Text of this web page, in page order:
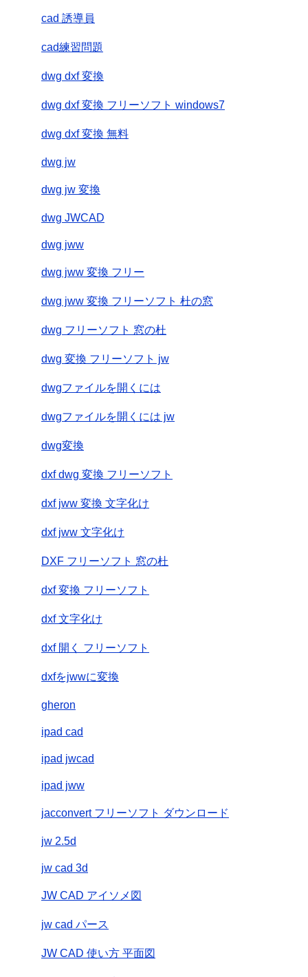
cad 誘導員
cad練習問題
dwg dxf 変換
dwg dxf 変換 フリーソフト windows7
dwg dxf 変換 無料
dwg jw
dwg jw 変換
dwg JWCAD
dwg jww
dwg jww 変換 フリー
dwg jww 変換 フリーソフト 杜の窓
dwg フリーソフト 窓の杜
dwg 変換 フリーソフト jw
dwgファイルを開くには
dwgファイルを開くには jw
dwg変換
dxf dwg 変換 フリーソフト
dxf jww 変換 文字化け
dxf jww 文字化け
DXF フリーソフト 窓の杜
dxf 変換 フリーソフト
dxf 文字化け
dxf 開く フリーソフト
dxfをjwwに変換
gheron
ipad cad
ipad jwcad
ipad jww
jacconvert フリーソフト ダウンロード
jw 2.5d
jw cad 3d
JW CAD アイソメ図
jw cad パース
JW CAD 使い方 平面図